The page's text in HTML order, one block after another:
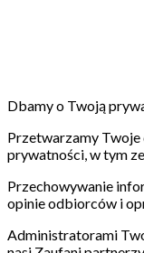
Dbamy o Twoją
Przetwarzamy
prywatności, w tym
Przechowywanie
opinie odbiorców i
Administratorami